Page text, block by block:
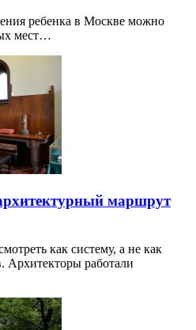
ребенка в Москве можно
мест…
маршрут
как систему, а не как
Архитекторы работали